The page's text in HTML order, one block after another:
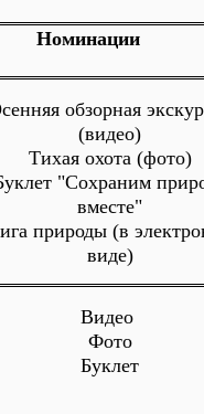
Номинации
обзорная
(видео)
Тихая охота (фото)
"Сохраним
вместе"
природы (в
виде)
Видео
Фото
Буклет